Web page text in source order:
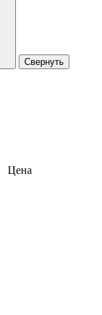
Свернуть
Цена